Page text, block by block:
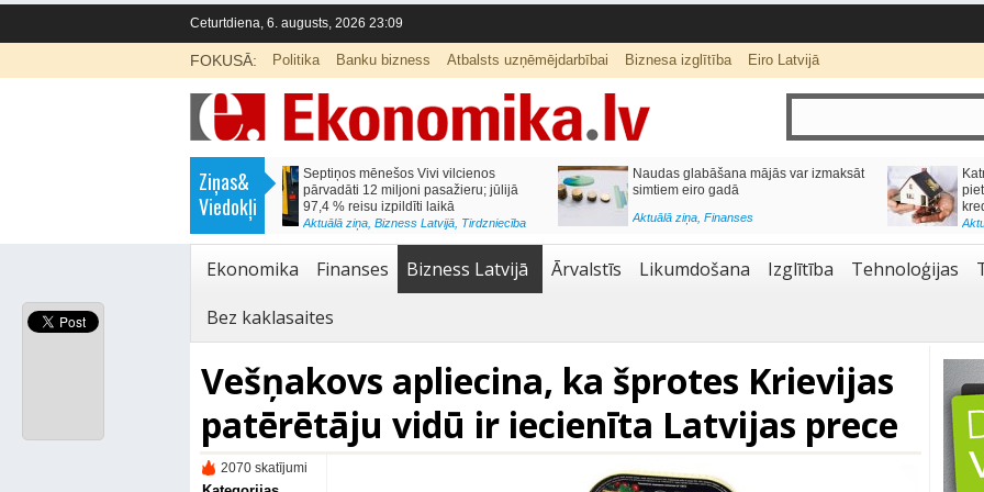
Ceturtdiena, 6. augusts, 2026 23:09
FOKUSĀ: Politika Banku bizness Atbalsts uzņēmējdarbībai Biznesa izglītība Eiro Latvijā
Ziņas&
Viedokļi
Septiņos mēnešos Vivi vilcienos
pārvadāti 12 miljoni pasažieru; jūlijā
Tirdzniecība
Naudas glabāšana mājās var izmaksāt
simtiem eiro gadā
Aktuālā ziņa , Finanses
Katrs desmitais mājokļa kredīta
pieteikums tiek noraidīts negatīvas
Aktuālā ziņa,
Ekonomika Finanses Bizness Latvijā Ārvalstīs Likumdošana Izglītība Tehnoloģijas
Bez kaklasaites
Vešņakovs apliecina, ka šprotes Krievijas
patērētāju vidū ir iecienīta Latvijas prece
2070 skatījumi